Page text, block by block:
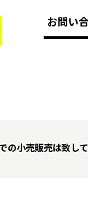
お問い
小売販売は致し